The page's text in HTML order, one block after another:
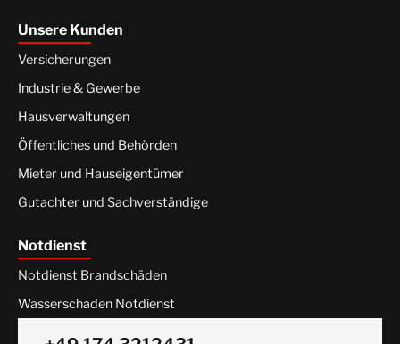
Unsere Kunden
Versicherungen
Industrie & Gewerbe
Hausverwaltungen
Öffentliches und Behörden
Mieter und Hauseigentümer
Gutachter und Sachverständige
Notdienst
Notdienst Brandschäden
Wasserschaden Notdienst